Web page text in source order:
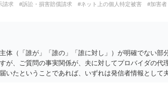
請求 #訴訟・損害賠償請求 #ネット上の個人特定被害 #加害者
体（「誰が」「誰の」「誰に対し」）が明確でない部
が、ご質問の事実関係が、夫に対してプロバイダの代
いたということであれば、いずれは発信者情報として